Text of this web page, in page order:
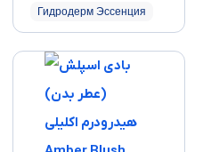
Гидродерм Эссенция